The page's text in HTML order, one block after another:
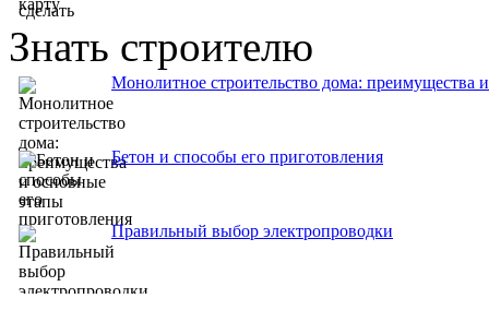
Знать строителю
Монолитное строительство дома: преимущества
Бетон и способы его приготовления
Правильный выбор электропроводки